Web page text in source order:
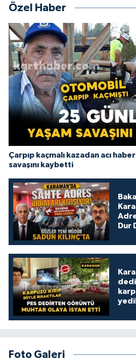
Özel Haber
Çarpıp kaçmalı kazadan acı
savaşını kaybetti
Dur
Foto Galeri